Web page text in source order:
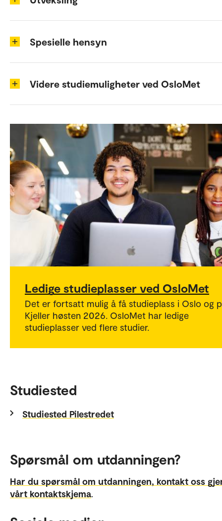
Spesielle hensyn
Videre studiemuligheter ved OsloMet
Ledige studieplasser ved OsloMet
Det er fortsatt mulig å få studieplass i Oslo og
Kjeller høsten 2026. OsloMet har ledige
studieplasser ved flere studier.
Studiested
Studiested Pilestredet
Spørsmål om utdanningen?
Har du spørsmål om utdanningen, kontakt oss
vårt kontaktskjema.